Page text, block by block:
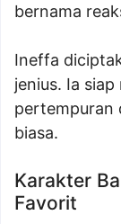
bernama
Ineffa
jenius. Ia
pertempuran
biasa.
Karakter
Favorit